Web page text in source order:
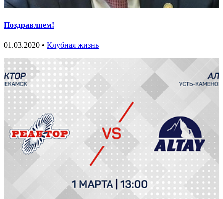
Поздравляем!
01.03.2020 • Клубная жизнь